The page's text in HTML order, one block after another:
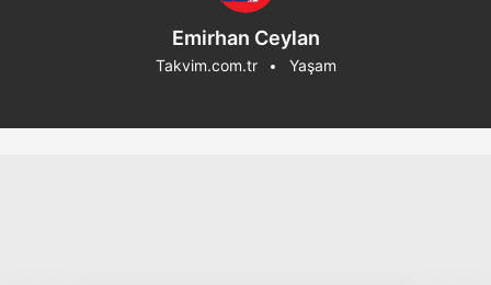
Emirhan Ceylan
Takvim.com.tr Yaşam